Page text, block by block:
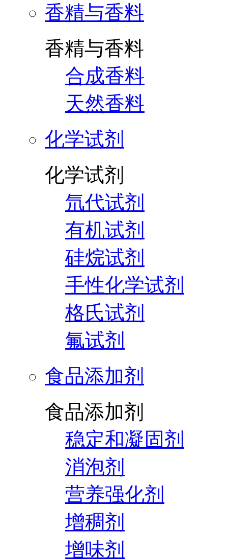
香精与香料
香精与香料
合成香料
天然香料
化学试剂
化学试剂
氘代试剂
有机试剂
硅烷试剂
手性化学试剂
格氏试剂
氟试剂
食品添加剂
食品添加剂
稳定和凝固剂
消泡剂
营养强化剂
增稠剂
增味剂